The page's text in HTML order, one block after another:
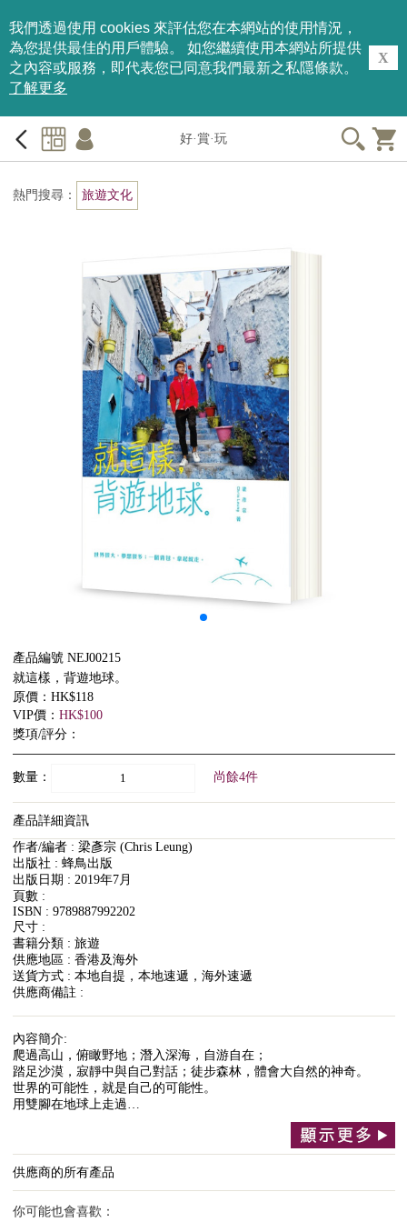
我們透過使用 cookies 來評估您在本網站的使用情況，
為您提供最佳的用戶體驗。 如您繼續使用本網站所提供
之內容或服務，即代表您已同意我們最新之私隱條款。
了解更多
X
好·賞·玩
熱門搜尋： 旅遊文化
產品編號 NEJ00215
就這樣，背遊地球。
原價：HK$118
VIP價： HK$100
獎項/評分：
數量： 尚餘4件
產品詳細資訊
作者/編者 : 梁彥宗 (Chris Leung)
出版社 : 蜂鳥出版
出版日期 : 2019年7月
頁數 :
ISBN : 9789887992202
尺寸 :
書籍分類 : 旅遊
供應地區 : 香港及海外
送貨方式 : 本地自提，本地速遞，海外速遞
供應商備註 :
內容簡介:
爬過高山，俯瞰野地；潛入深海，自游自在；
踏足沙漠，寂靜中與自己對話；徒步森林，體會大自然的神奇。
世界的可能性，就是自己的可能性。
用雙腳在地球上走過…
供應商的所有產品
你可能也會喜歡：